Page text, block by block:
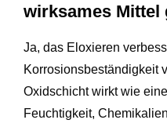
wirksames Mittel
Ja, das Eloxieren
Korrosionsbeständigkeit
Oxidschicht wirkt wie
Feuchtigkeit,